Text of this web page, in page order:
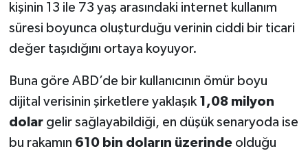
kişinin 13 ile 73 yaş arasındaki internet kullanım
süresi boyunca oluşturduğu verinin ciddi bir ticari
değer taşıdığını ortaya koyuyor.
Buna göre ABD’de bir kullanıcının ömür boyu
dijital verisinin şirketlere yaklaşık 1,08 milyon
dolargelir sağlayabildiği, en düşük senaryoda ise
bu rakamın 610 bin doların üzerindeolduğu